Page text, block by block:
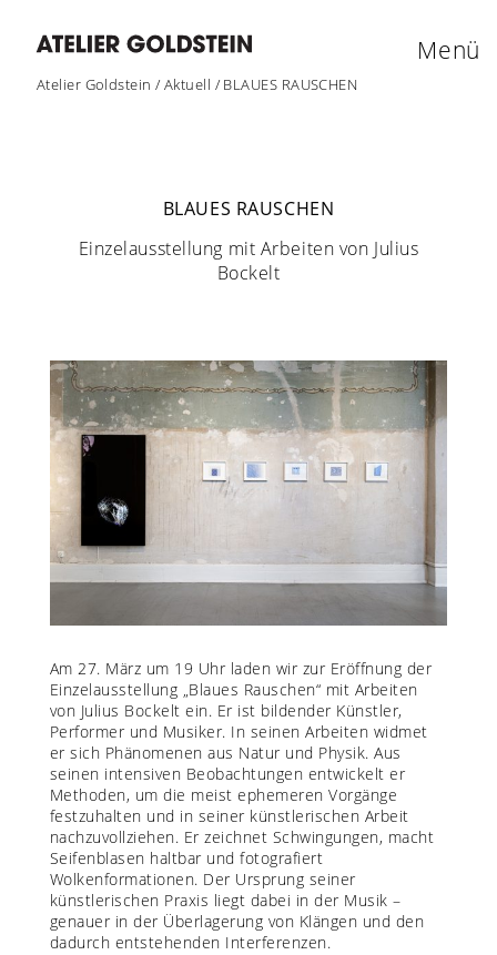
Atelier Goldstein /Aktuell /BLAUES RAUSCHEN
Menü
BLAUES RAUSCHEN
Einzelausstellung mit Arbeiten von Julius
Bockelt
Am 27. März um 19 Uhr laden wir zur Eröffnung der
Einzelausstellung „Blaues Rauschen“ mit Arbeiten
von Julius Bockelt ein. Er ist bildender Künstler,
Performer und Musiker. In seinen Arbeiten widmet
er sich Phänomenen aus Natur und Physik. Aus
seinen intensiven Beobachtungen entwickelt er
Methoden, um die meist ephemeren Vorgänge
festzuhalten und in seiner künstlerischen Arbeit
nachzuvollziehen. Er zeichnet Schwingungen, macht
Seifenblasen haltbar und fotografiert
Wolkenformationen. Der Ursprung seiner
künstlerischen Praxis liegt dabei in der Musik –
genauer in der Überlagerung von Klängen und den
dadurch entstehenden Interferenzen.